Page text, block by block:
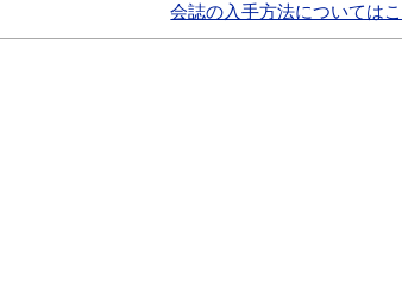
会誌の入手方法については